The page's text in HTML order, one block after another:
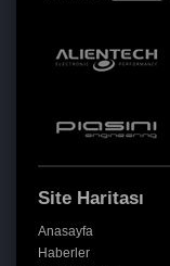
Site Haritası
Anasayfa
Haberler